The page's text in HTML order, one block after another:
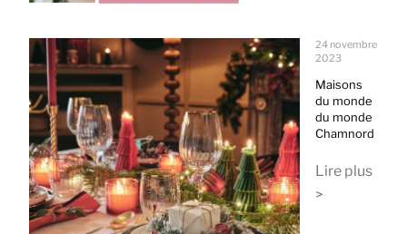
24 novembre
2023
Maisons
du monde
du monde
Chamnord
Lire plus
>